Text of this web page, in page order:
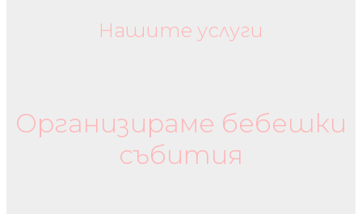
Нашите услуги
Организираме бебешки
събития